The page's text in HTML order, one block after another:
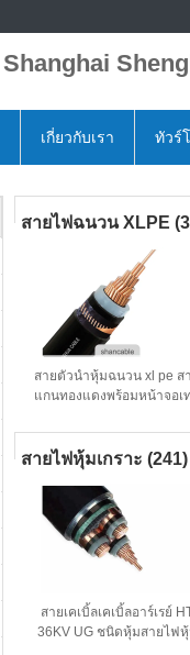
Shanghai
เกี่ยวกับเรา ทัวร์
สายไฟฉนวน XLPE
สายตัวนำหุ้มฉนวน xl pe ส
แกนทองแดงพร้อมหน้าจอเ
สายไฟหุ้มเกราะ (241)
สายเคเบิ้ลเคเบิ้ลอาร์เรย์
36KV UG ชนิดหุ้มสายไฟ